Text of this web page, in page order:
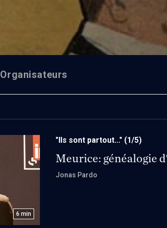
Organisateurs
6 min
"Ils sont partout..." (1/5)
Meurice: généalogie
Jonas Pardo